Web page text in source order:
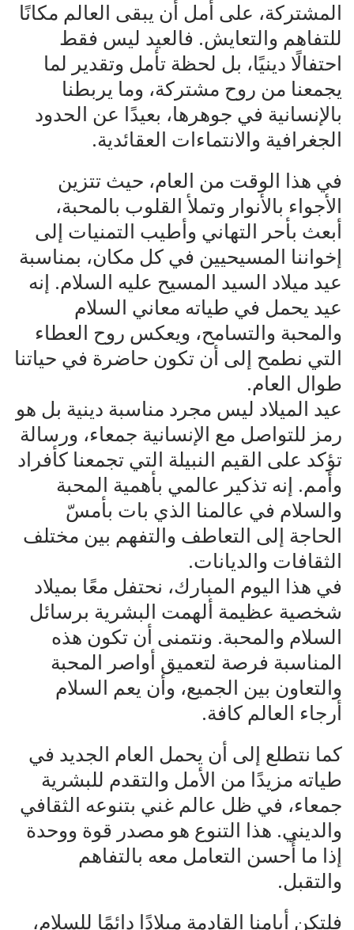
المشتركة، على أمل أن يبقى العالم مكانًا
للتفاهم والتعايش. فالعيد ليس فقط
احتفالًا دينيًا، بل لحظة تأمل وتقدير لما
يجمعنا من روح مشتركة، وما يربطنا
بالإنسانية في جوهرها، بعيدًا عن الحدود
الجغرافية والانتماءات العقائدية.
في هذا الوقت من العام، حيث تتزين
الأجواء بالأنوار وتملأ القلوب بالمحبة،
أبعث بأحر التهاني وأطيب التمنيات إلى
إخواننا المسيحيين في كل مكان، بمناسبة
عيد ميلاد السيد المسيح عليه السلام. إنه
عيد يحمل في طياته معاني السلام
والمحبة والتسامح، ويعكس روح العطاء
التي نطمح إلى أن تكون حاضرة في حياتنا
طوال العام.
عيد الميلاد ليس مجرد مناسبة دينية بل هو
رمز للتواصل مع الإنسانية جمعاء، ورسالة
تؤكد على القيم النبيلة التي تجمعنا كأفراد
وأمم. إنه تذكير عالمي بأهمية المحبة
والسلام في عالمنا الذي بات بأمسّ
الحاجة إلى التعاطف والتفهم بين مختلف
الثقافات والديانات.
في هذا اليوم المبارك، نحتفل معًا بميلاد
شخصية عظيمة ألهمت البشرية برسائل
السلام والمحبة. ونتمنى أن تكون هذه
المناسبة فرصة لتعميق أواصر المحبة
والتعاون بين الجميع، وأن يعم السلام
أرجاء العالم كافة.
كما نتطلع إلى أن يحمل العام الجديد في
طياته مزيدًا من الأمل والتقدم للبشرية
جمعاء، في ظل عالم غني بتنوعه الثقافي
والديني. هذا التنوع هو مصدر قوة ووحدة
إذا ما أُحسن التعامل معه بالتفاهم
والتقبل.
فلتكن أيامنا القادمة ميلادًا دائمًا للسلام،